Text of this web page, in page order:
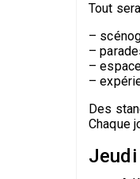
Tout
–
–
–
–
Des
Chaque